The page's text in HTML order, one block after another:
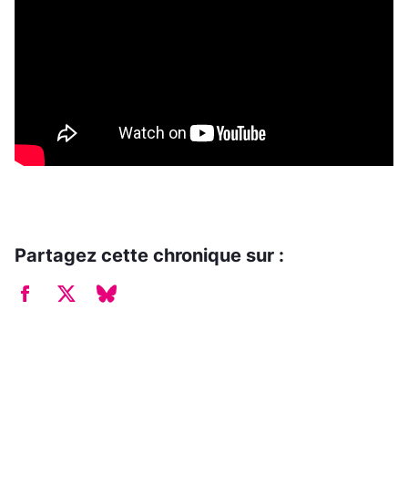
Partagez cette chronique sur :